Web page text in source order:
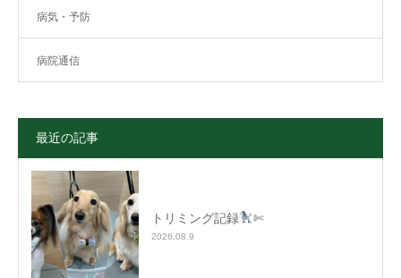
病気・予防
病院通信
最近の記事
トリミング記録 ✄
2026.08.9